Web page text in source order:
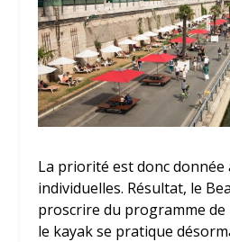
La priorité est donc donnée
individuelles. Résultat, le
proscrire du programme de
le kayak se pratique